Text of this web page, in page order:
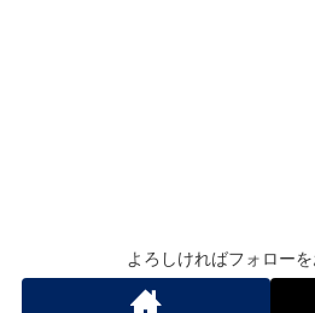
よろしければフォロー